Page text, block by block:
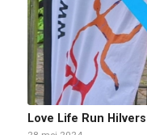
Love Life Run